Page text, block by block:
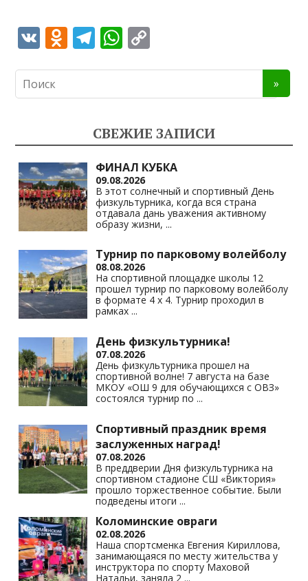
V
K
O
d
o
as
s
ni
ki
T
el
gr
a
m
W
h
s
A
p
p
y
Li
n
k
СВЕЖИЕ ЗАПИСИ
ФИНАЛ КУБКА
09.08.2026
В этот солнечный и спортивный День
физкультурника, когда вся страна
отдавала дань уважения активному
образу жизни, ...
Турнир по парковому волейболу
08.08.2026
На спортивной площадке школы 12
прошел турнир по парковому волейболу
в формате 4 х 4. Турнир проходил в
рамках ...
День физкультурника!
07.08.2026
День физкультурника прошел на
спортивной волне! 7 августа на базе
МКОУ «ОШ 9 для обучающихся с ОВЗ»
состоялся турнир по ...
Спортивный праздник время
заслуженных наград!
07.08.2026
В преддверии Дня физкультурника на
спортивном стадионе СШ «Виктория»
прошло торжественное событие. Были
подведены итоги ...
Коломинские овраги
02.08.2026
Наша спортсменка Евгения Кириллова,
занимающаяся по месту жительства у
инструктора по спорту Маховой
Натальи, заняла 2 ...